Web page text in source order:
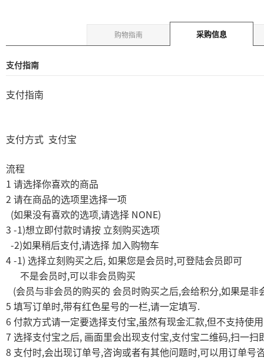
购物指南 采购信息
支付指南
支付指南
支付方式 支付宝
流程
1 请选择你喜欢的商品
2 请在商品的选项里选择一项
(如果没有喜欢的选项,请选择 NONE)
3 -1)想立即付款时请按 立刻购买选项
-2)如果稍后支付,请选择 加入购物车
4 -1) 选择立刻购买之后, 如果您是会员时,可登陆会员即可
不是会员时,可以非会员购买
(会员与非会员的购买的 会员时购买之后,会给积分,如果是非
5 填写订单时,带有红色星号的一栏,请一定填写.
6 付款方式请一定要选择支付宝,虽然有现金汇款,但不支持使用
7 选择支付宝之后, 画面里会出现支付宝,支付宝二维码,扫一扫
8 支付时,会出现订单号,咨询或者有其他问题时,可以用订单号